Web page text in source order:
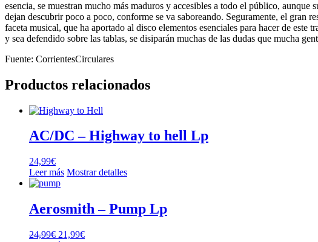
esencia, se muestran mucho más maduros y accesibles a todo el público, aunque
dejan descubrir poco a poco, conforme se va saboreando. Seguramente, el gran
faceta musical, que ha aportado al disco elementos esenciales para hacer de
y sea defendido sobre las tablas, se disiparán muchas de las dudas que mucha
Fuente: CorrientesCirculares
Productos relacionados
AC/DC – Highway to hell Lp
24,99€
Leer más Mostrar detalles
Aerosmith – Pump Lp
24,99€ El
21,99€El